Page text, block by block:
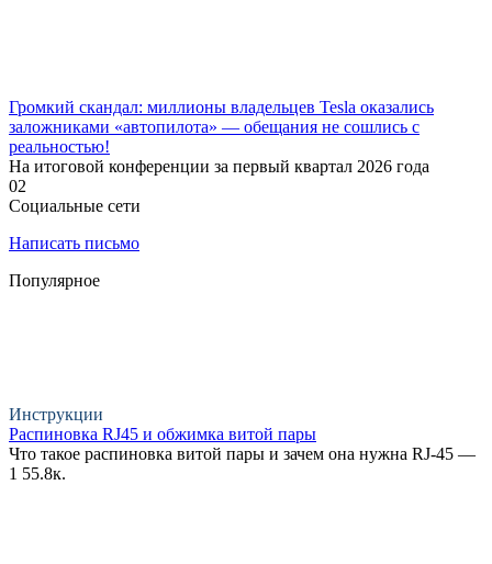
Громкий скандал: миллионы владельцев Tesla оказались
заложниками «автопилота» — обещания не сошлись с
реальностью!
На итоговой конференции за первый квартал 2026 года
02
Социальные сети
Написать письмо
Популярное
Инструкции
Распиновка RJ45 и обжимка витой пары
Что такое распиновка витой пары и зачем она нужна RJ-45 —
1 55.8к.